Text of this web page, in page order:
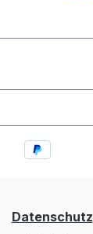
Datenschutz